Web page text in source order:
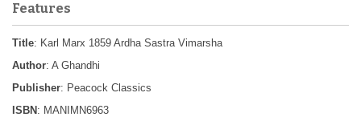
Features
Title: Karl Marx 1859 Ardha Sastra Vimarsha
Author: A Ghandhi
Publisher: Peacock Classics
ISBN : MANIMN6963